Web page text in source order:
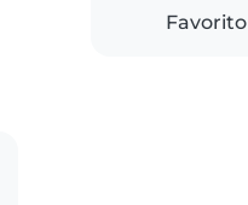
Favorito